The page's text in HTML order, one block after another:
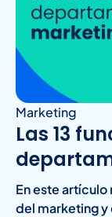
Marketing
Las 13
En este
del marketing y